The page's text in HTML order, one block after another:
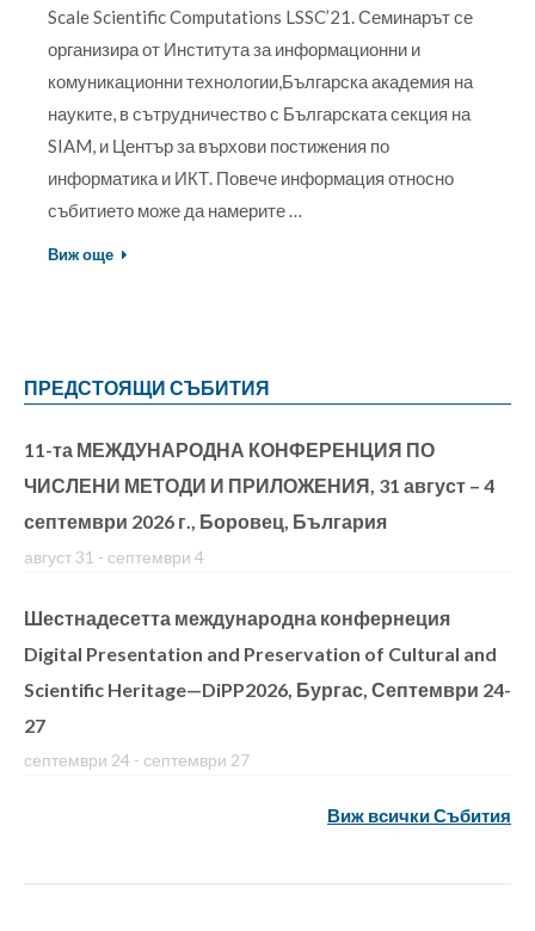
Scale Scientific Computations LSSC’21. Семинарът се
организира от Института за информационни и
комуникационни технологии,Българска академия на
науките, в сътрудничество с Българската секция на
SIAM, и Център за върхови постижения по
информатика и ИКТ. Повече информация относно
събитието може да намерите …
Виж още
ПРЕДСТОЯЩИ СЪБИТИЯ
11-та МЕЖДУНАРОДНА КОНФЕРЕНЦИЯ ПО
ЧИСЛЕНИ МЕТОДИ И ПРИЛОЖЕНИЯ, 31 август – 4
септември 2026 г., Боровец, България
август 31 - септември 4
Шестнадесетта международна конфернеция
Digital Presentation and Preservation of Cultural and
Scientific Heritage—DiPP2026, Бургас, Септември 24-
27
септември 24 - септември 27
Виж всички Събития